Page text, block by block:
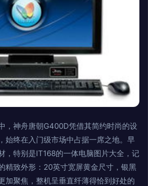
，神舟唐朝G400D凭借其简约时尚的设
始终在入门级市场中占据一席之地。早
，特别是IT168的一体电脑图片大全，记
精致外形：20英寸宽屏黄金尺寸，银黑
加聚焦，整机呈垂直纤薄得恰到好处的